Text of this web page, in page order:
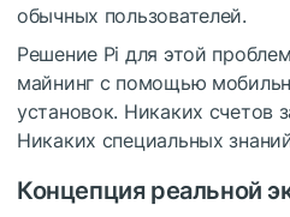
обычных пользователей.
Решение Pi для этой
майнинг с помощью
установок. Никаких счетов
Никаких специальных
Концепция реальной